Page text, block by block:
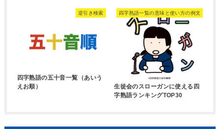
逆引き検索
四字熟語の五十音一覧（あいう
えお順）
四字熟語一覧の意味と使い方の例文
生徒会のスローガンに使える四
字熟語ランキングTOP30